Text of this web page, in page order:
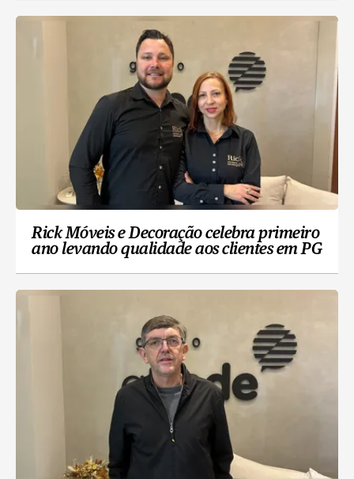
Rick Móveis e Decoração celebra primeiro
ano levando qualidade aos clientes em PG